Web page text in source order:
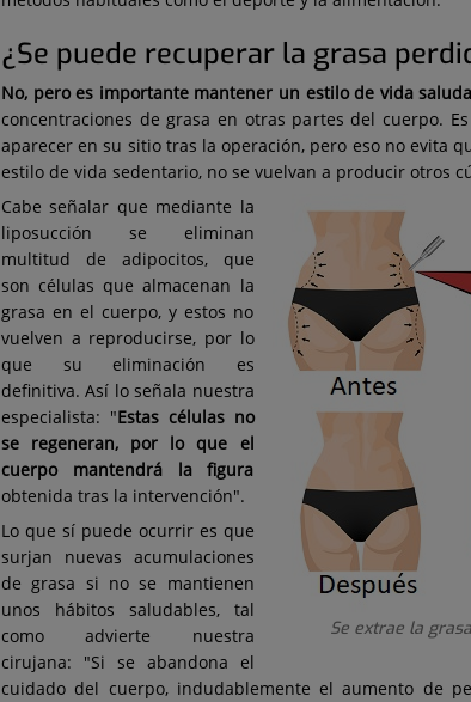
¿Se puede recuperar la grasa
No, pero es importante mantener un estilo de vida
concentraciones de grasa en otras partes del cuerpo.
aparecer en su sitio tras la operación, pero eso no evita
estilo de vida sedentario, no se vuelvan a producir otros
Se extrae la
Cabe señalar que mediante la
liposucción se eliminan
multitud de adipocitos, que
son células que almacenan la
grasa en el cuerpo, y estos no
vuelven a reproducirse, por lo
que su eliminación es
definitiva. Así lo señala nuestra
especialista: "Estas células no
se regeneran, por lo que el
cuerpo mantendrá la figura
obtenida tras la intervención".
Lo que sí puede ocurrir es que
surjan nuevas acumulaciones
de grasa si no se mantienen
unos hábitos saludables, tal
como advierte nuestra
cirujana: "Si se abandona el
cuidado del cuerpo, indudablemente el aumento de